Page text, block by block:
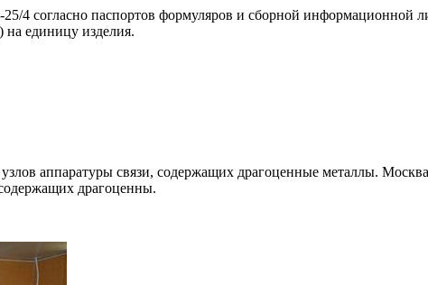
4 согласно паспортов формуляров и сборной информационной
на единицу изделия.
аппаратуры связи, содержащих драгоценные металлы.
драгоценны.